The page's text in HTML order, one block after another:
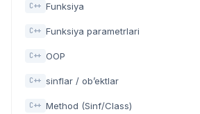
C++ Funksiya
C++ Funksiya parametrlari
C++ OOP
C++ sinflar / ob’ektlar
C++ Method (Sinf/Class)